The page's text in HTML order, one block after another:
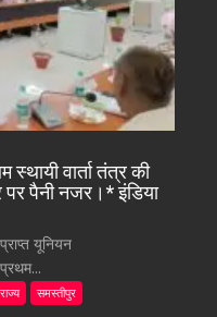
वार्ता तंत्र की
पैनी नजर।* इंडिया
यूनियन
राज्य समस्तीपुर